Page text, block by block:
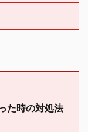
た時の対処法